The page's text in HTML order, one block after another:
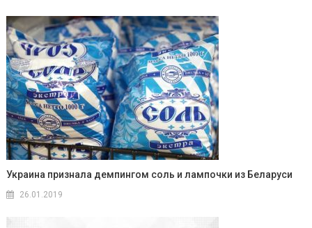
Украина признала демпингом соль и лампочки из Беларуси
26.01.2019